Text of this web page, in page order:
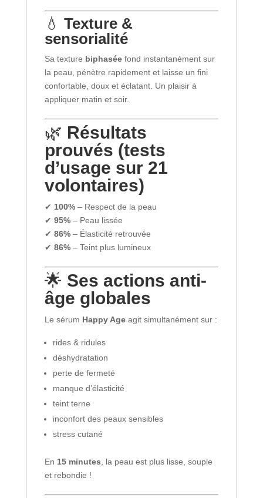
💧 Texture &
sensorialité
Sa texture biphaséefond instantanément sur
la peau, pénètre rapidement et laisse un fini
confortable, doux et éclatant. Un plaisir à
appliquer matin et soir.
🌿 Résultats
prouvés (tests
d’usage sur 21
volontaires)
✔ 100%– Respect de la peau
✔ 95%– Peau lissée
✔ 86%– Élasticité retrouvée
✔ 86%– Teint plus lumineux
🌟 Ses actions anti-
âge globales
Le sérum Happy Ageagit simultanément sur :
rides & ridules
déshydratation
perte de fermeté
manque d’élasticité
teint terne
inconfort des peaux sensibles
stress cutané
En 15 minutes , la peau est plus lisse, souple
et rebondie !